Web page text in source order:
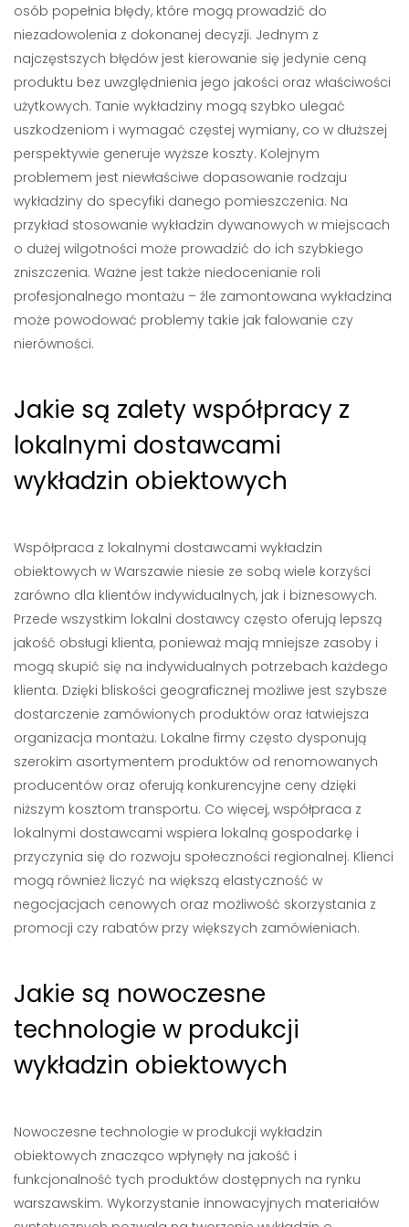
osób popełnia błędy, które mogą prowadzić do
niezadowolenia z dokonanej decyzji. Jednym z
najczęstszych błędów jest kierowanie się jedynie ceną
produktu bez uwzględnienia jego jakości oraz właściwości
użytkowych. Tanie wykładziny mogą szybko ulegać
uszkodzeniom i wymagać częstej wymiany, co w dłuższej
perspektywie generuje wyższe koszty. Kolejnym
problemem jest niewłaściwe dopasowanie rodzaju
wykładziny do specyfiki danego pomieszczenia. Na
przykład stosowanie wykładzin dywanowych w miejscach
o dużej wilgotności może prowadzić do ich szybkiego
zniszczenia. Ważne jest także niedocenianie roli
profesjonalnego montażu – źle zamontowana wykładzina
może powodować problemy takie jak falowanie czy
nierówności.
Jakie są zalety współpracy z
lokalnymi dostawcami
wykładzin obiektowych
Współpraca z lokalnymi dostawcami wykładzin
obiektowych w Warszawie niesie ze sobą wiele korzyści
zarówno dla klientów indywidualnych, jak i biznesowych.
Przede wszystkim lokalni dostawcy często oferują lepszą
jakość obsługi klienta, ponieważ mają mniejsze zasoby i
mogą skupić się na indywidualnych potrzebach każdego
klienta. Dzięki bliskości geograficznej możliwe jest szybsze
dostarczenie zamówionych produktów oraz łatwiejsza
organizacja montażu. Lokalne firmy często dysponują
szerokim asortymentem produktów od renomowanych
producentów oraz oferują konkurencyjne ceny dzięki
niższym kosztom transportu. Co więcej, współpraca z
lokalnymi dostawcami wspiera lokalną gospodarkę i
przyczynia się do rozwoju społeczności regionalnej. Klienci
mogą również liczyć na większą elastyczność w
negocjacjach cenowych oraz możliwość skorzystania z
promocji czy rabatów przy większych zamówieniach.
Jakie są nowoczesne
technologie w produkcji
wykładzin obiektowych
Nowoczesne technologie w produkcji wykładzin
obiektowych znacząco wpłynęły na jakość i
funkcjonalność tych produktów dostępnych na rynku
warszawskim. Wykorzystanie innowacyjnych materiałów